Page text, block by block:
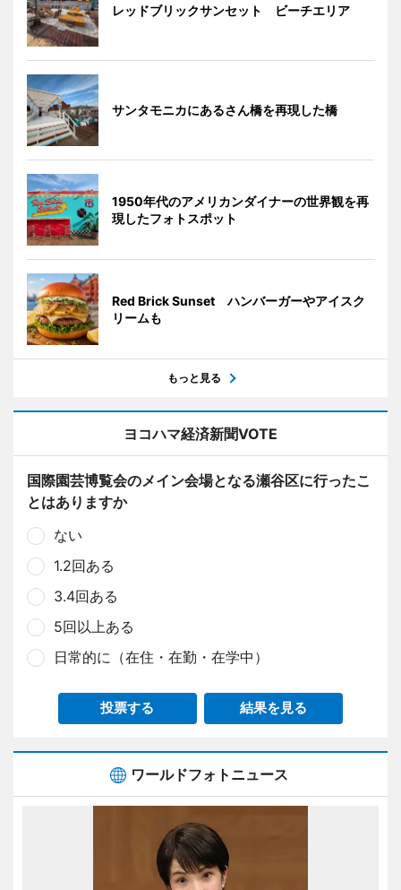
レッドブリックサンセット ビーチエリア
サンタモニカにあるさん橋を再現した橋
1950年代のアメリカンダイナーの世界観を再
現したフォトスポット
Red Brick Sunset ハンバーガーやアイスク
リームも
もっと見る
ヨコハマ経済新聞VOTE
国際園芸博覧会のメイン会場となる瀬谷区に行ったこ
とはありますか
ない
1.2回ある
3.4回ある
5回以上ある
日常的に（在住・在勤・在学中）
投票する 結果を見る
ワールドフォトニュース